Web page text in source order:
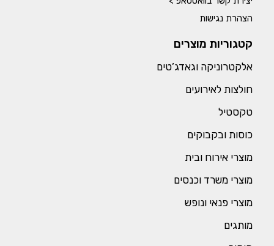
הצהרת נגישות
קטגוריות מוצרים
אלקטרוניקה וגאדג’טים
חולצות לאירועים
טקסטיל
כוסות ובקבוקים
מוצרי אירוח ובית
מוצרי משרד וכנסים
מוצרי פנאי ונופש
מותגים